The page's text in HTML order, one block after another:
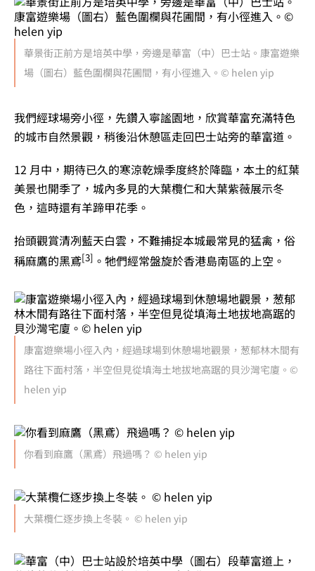
華景街正前方是培英中學，旁邊是華富（中）巴士站。康富遊樂
場（圖右）藍色圍欄與花圃間，有小徑進入。© helen yip
我們經球場旁小徑，先鑽入寧謐園地，欣賞華富充滿特色
的城市自然景觀，稍後沿休憩區走回巴士站旁的華富道。
12 月中，期待已久的寒涼乾燥季度終於降臨，本土的紅葉
美景也開季了，城內多見的大葉欖仁和大葉紫薇展示冬
色，這時還有羊蹄甲花季。
抬頭觀賞清冽藍天白雲，不難捕捉本城最常見的猛禽，俗
稱麻鷹的黑鳶[3] 。牠們經常盤旋於香港島南區的上空。
康富遊樂場小徑入內，經過球場到休憩場地觀景，葱郁林木間有
路往下面村落，半空但見從填海土地拔地高踞的貝沙灣宅廈。©
helen yip
你看到麻鷹（黑鳶）飛過嗎？ © helen yip
大葉欖仁逐步換上冬裝。 © helen yip